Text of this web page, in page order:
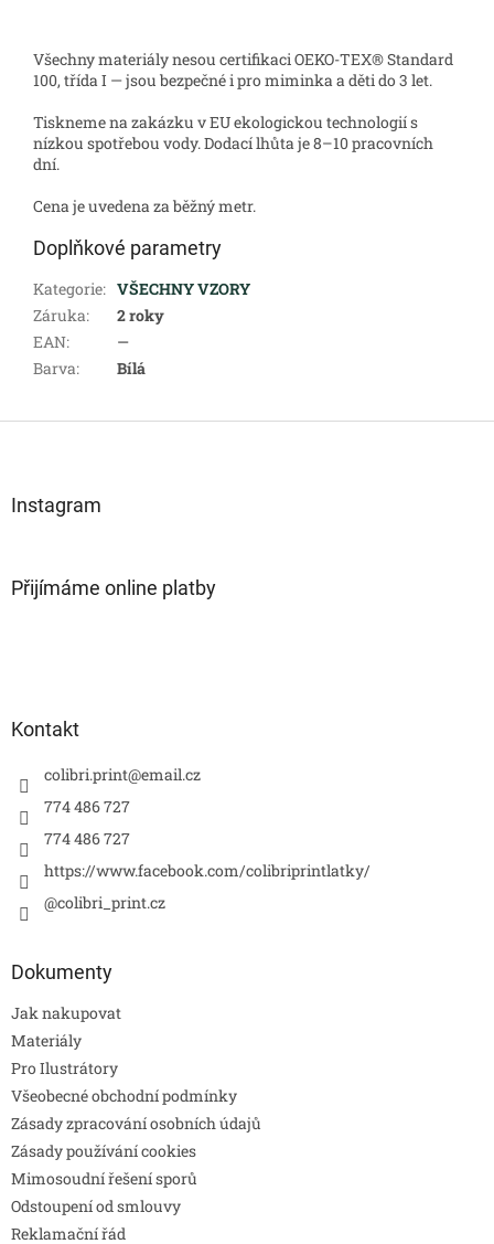
Všechny materiály nesou certifikaci OEKO-TEX® Standard
100, třída I — jsou bezpečné i pro miminka a děti do 3 let.
Tiskneme na zakázku v EU ekologickou technologií s
nízkou spotřebou vody. Dodací lhůta je 8–10 pracovních
dní.
Cena je uvedena za běžný metr.
Doplňkové parametry
Kategorie: VŠECHNY VZORY
Záruka:
2 roky
EAN:
—
Barva: Bílá
Instagram
Přijímáme online platby
Kontakt
colibri.print@email.cz
774 486 727
774 486 727
https://www.facebook.com/colibriprintlatky/
@colibri_print.cz
Dokumenty
Jak nakupovat
Materiály
Pro Ilustrátory
Všeobecné obchodní podmínky
Zásady zpracování osobních údajů
Zásady používání cookies
Mimosoudní řešení sporů
Odstoupení od smlouvy
Reklamační řád